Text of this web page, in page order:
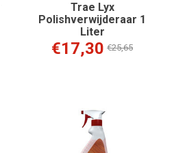
Trae Lyx
Polishverwijderaar 1
Liter
€17,30 €25,65